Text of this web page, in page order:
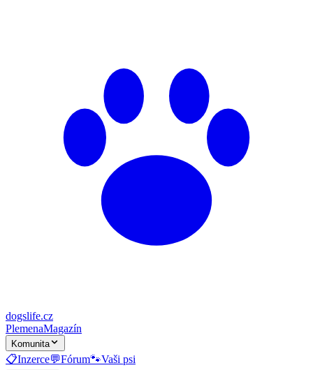
dogslife.cz
PlemenaMagazín
Komunita
📋Inzerce💬Fórum🐾Vaši psi